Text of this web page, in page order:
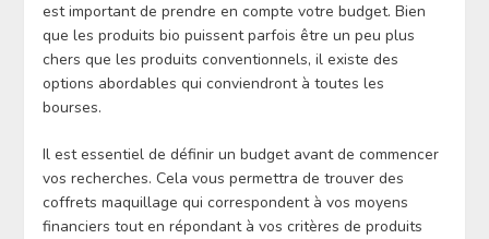
est important de prendre en compte votre budget. Bien
que les produits bio puissent parfois être un peu plus
chers que les produits conventionnels, il existe des
options abordables qui conviendront à toutes les
bourses.
Il est essentiel de définir un budget avant de commencer
vos recherches. Cela vous permettra de trouver des
coffrets maquillage qui correspondent à vos moyens
financiers tout en répondant à vos critères de produits